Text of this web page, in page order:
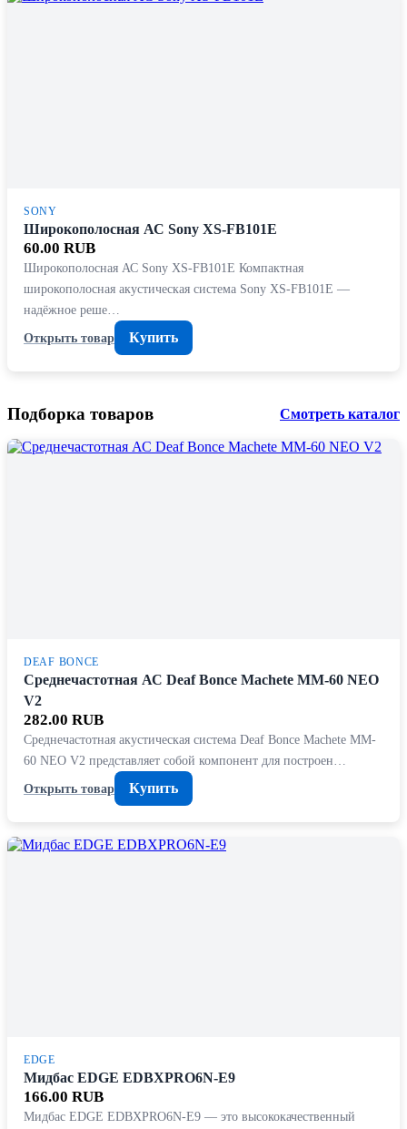
SONY
Широкополосная АС Sony XS-FB101E
60.00 RUB
Широкополосная АС Sony XS-FB101E Компактная
широкополосная акустическая система Sony XS-FB101E —
надёжное реше…
Открыть товар
Купить
Подборка товаров Смотреть каталог
DEAF BONCE
Среднечастотная АС Deaf Bonce Machete MM-60 NEO
V2
282.00 RUB
Среднечастотная акустическая система Deaf Bonce Machete MM-
60 NEO V2 представляет собой компонент для построен…
Открыть товар
Купить
EDGE
Мидбас EDGE EDBXPRO6N-E9
166.00 RUB
Мидбас EDGE EDBXPRO6N-E9 — это высококачественный